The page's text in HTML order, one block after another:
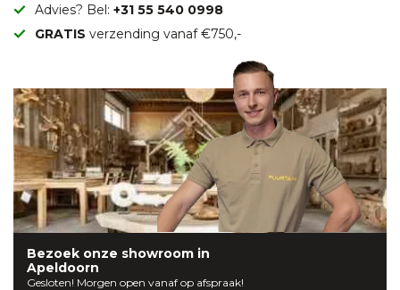
Advies? Bel: +31 55 540 0998
GRATIS verzending vanaf €750,-
Bezoek onze showroom in
Apeldoorn
Gesloten! Morgen open vanaf op afspraak!